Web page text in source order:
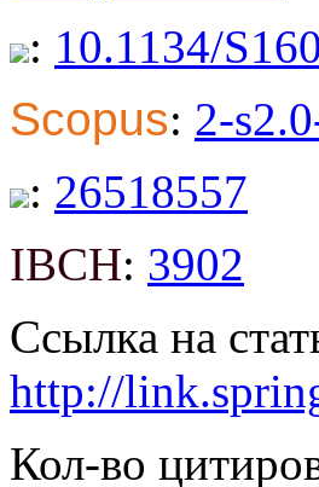
: 10.1134/
Scopus: 2-
: 26518557
IBCH: 3902
Ссылка на
http://
Кол-во